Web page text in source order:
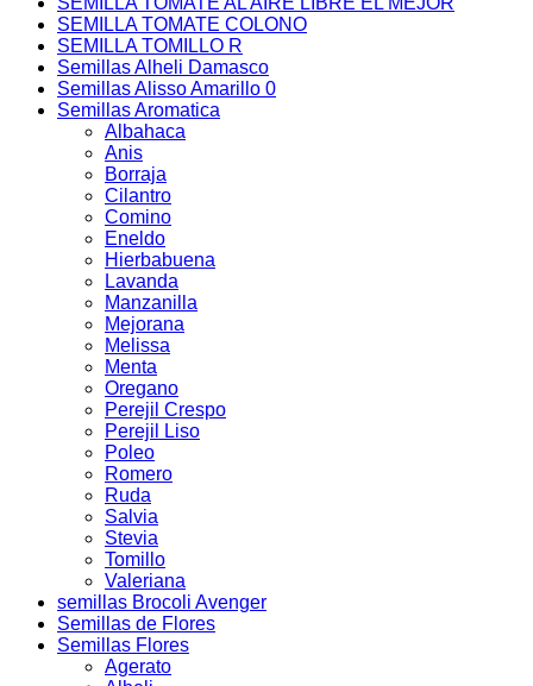
SEMILLA TOMATE COLONO
SEMILLA TOMILLO R
Semillas Alheli Damasco
Semillas Alisso Amarillo 0
Semillas Aromatica
Albahaca
Anis
Borraja
Cilantro
Comino
Eneldo
Hierbabuena
Lavanda
Manzanilla
Mejorana
Melissa
Menta
Oregano
Perejil Crespo
Perejil Liso
Poleo
Romero
Ruda
Salvia
Stevia
Tomillo
Valeriana
semillas Brocoli Avenger
Semillas de Flores
Semillas Flores
Agerato